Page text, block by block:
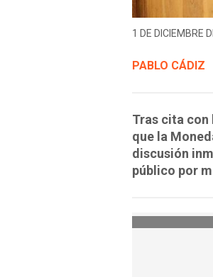
1 DE DICIEMBRE
PABLO CÁDIZ
Tras cita con
que la
discusión
público por